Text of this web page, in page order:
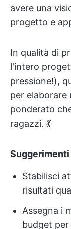
avere una
progetto e
In qualità di
l'intero
pressione!),
per
ponderato
ragazzi. 💃
Suggerimenti
Stabilisci
risultati
Assegna i
budget